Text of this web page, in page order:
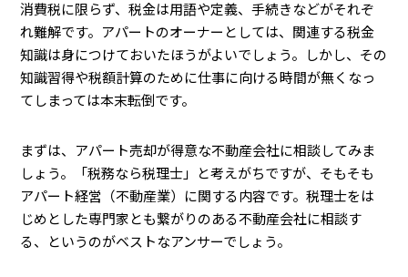
消費税に限らず、税金は用語や定義、手続きなどがそれぞ
れ難解です。アパートのオーナーとしては、関連する税金
知識は身につけておいたほうがよいでしょう。しかし、その
知識習得や税額計算のために仕事に向ける時間が無くなっ
てしまっては本末転倒です。
まずは、アパート売却が得意な不動産会社に相談してみま
しょう。「税務なら税理士」と考えがちですが、そもそも
アパート経営（不動産業）に関する内容です。税理士をは
じめとした専門家とも繋がりのある不動産会社に相談す
る、というのがベストなアンサーでしょう。